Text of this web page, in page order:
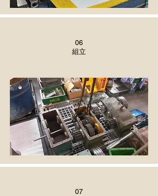
06
​組立
07